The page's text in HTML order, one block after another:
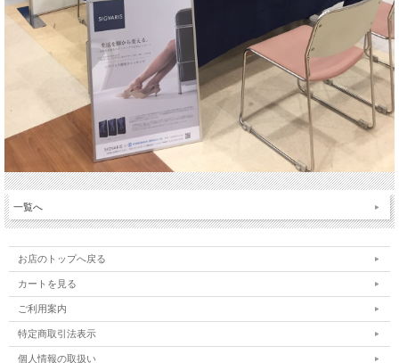
一覧へ
お店のトップへ戻る
カートを見る
ご利用案内
特定商取引法表示
個人情報の取扱い